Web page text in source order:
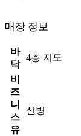
매장 정보
바
닥
4층 지도
비
즈
니
스
유
신병